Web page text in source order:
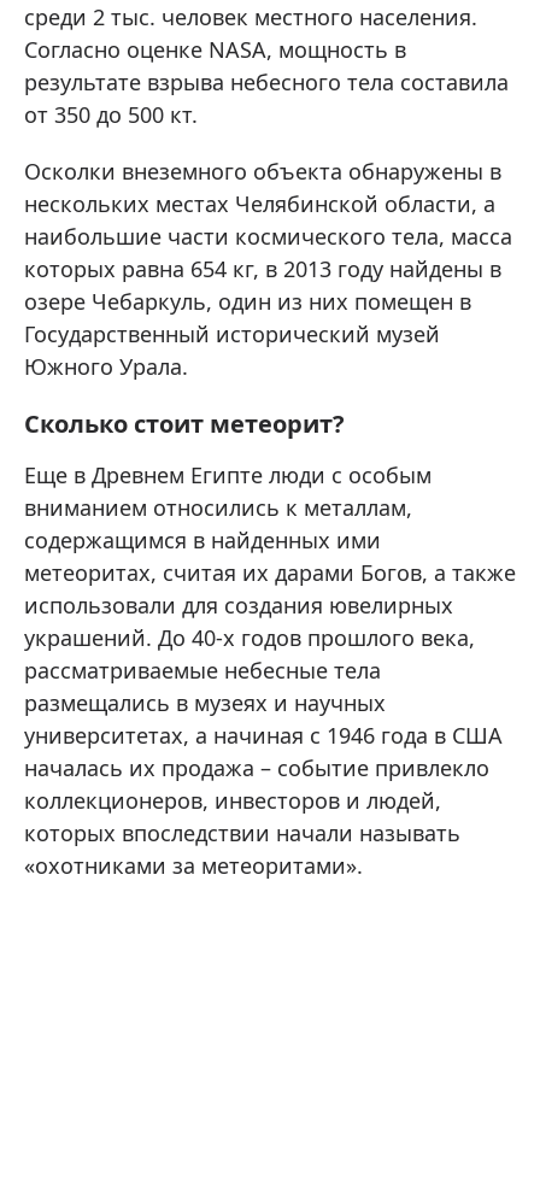
среди 2 тыс. человек местного населения.
Согласно оценке NASA, мощность в
результате взрыва небесного тела составила
от 350 до 500 кт.
Осколки внеземного объекта обнаружены в
нескольких местах Челябинской области, а
наибольшие части космического тела, масса
которых равна 654 кг, в 2013 году найдены в
озере Чебаркуль, один из них помещен в
Государственный исторический музей
Южного Урала.
Сколько стоит метеорит?
Еще в Древнем Египте люди с особым
вниманием относились к металлам,
содержащимся в найденных ими
метеоритах, считая их дарами Богов, а также
использовали для создания ювелирных
украшений. До 40-х годов прошлого века,
рассматриваемые небесные тела
размещались в музеях и научных
университетах, а начиная с 1946 года в США
началась их продажа – событие привлекло
коллекционеров, инвесторов и людей,
которых впоследствии начали называть
«охотниками за метеоритами».